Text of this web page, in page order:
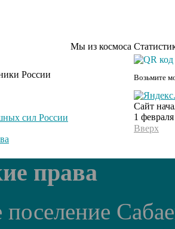
Мы из космоса
России
сил России
Возьмите
Сайт
1
Вверх
права
поселение